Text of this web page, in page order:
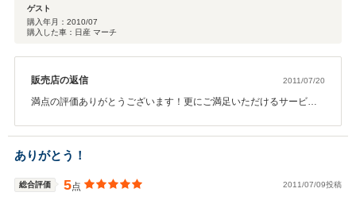
ゲスト
購入年月： 2010/07
購入した車：日産 マーチ
販売店の返信 2011/07/20
満点の評価ありがとうございます！更にご満足いただけるサービス
ありがとう！
総合評価 5点 2011/07/09投稿